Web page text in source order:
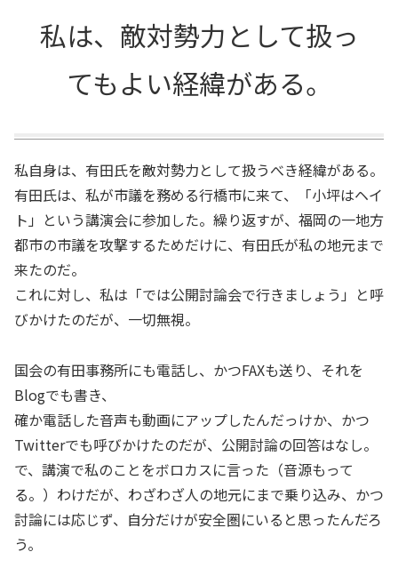
私は、敵対勢力として扱っ
てもよい経緯がある。
私自身は、有田氏を敵対勢力として扱うべき経緯がある。
有田氏は、私が市議を務める行橋市に来て、「小坪はヘイ
ト」という講演会に参加した。繰り返すが、福岡の一地方
都市の市議を攻撃するためだけに、有田氏が私の地元まで
来たのだ。
これに対し、私は「では公開討論会で行きましょう」と呼
びかけたのだが、一切無視。
国会の有田事務所にも電話し、かつFAXも送り、それを
Blogでも書き、
確か電話した音声も動画にアップしたんだっけか、かつ
Twitterでも呼びかけたのだが、公開討論の回答はなし。
で、講演で私のことをボロカスに言った（音源もって
る。）わけだが、わざわざ人の地元にまで乗り込み、かつ
討論には応じず、自分だけが安全圏にいると思ったんだろ
う。